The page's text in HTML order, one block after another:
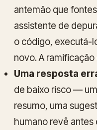
antemão que
assistente de
o código, executá-
novo. A
Uma resposta
de baixo risco —
resumo, uma
humano revê antes